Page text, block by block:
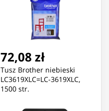
72,08 zł
Tusz Brother niebieski
LC3619XLC=LC-3619XLC,
1500 str.